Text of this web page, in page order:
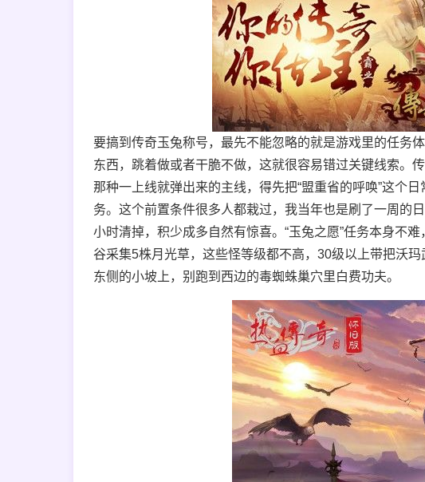
要搞到传奇玉兔称号，最先不能忽略的就是游戏里的任务
东西，跳着做或者干脆不做，这就很容易错过关键线索。
那种一上线就弹出来的主线，得先把“盟重省的呼唤”这个
务。这个前置条件很多人都栽过，我当年也是刷了一周的
小时清掉，积少成多自然有惊喜。“玉兔之愿”任务本身不
谷采集5株月光草，这些怪等级都不高，30级以上带把沃
东侧的小坡上，别跑到西边的毒蜘蛛巢穴里白费功夫。